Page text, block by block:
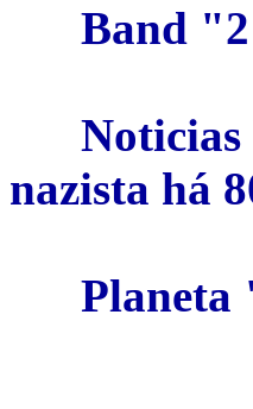
Band
nazista há
Planeta